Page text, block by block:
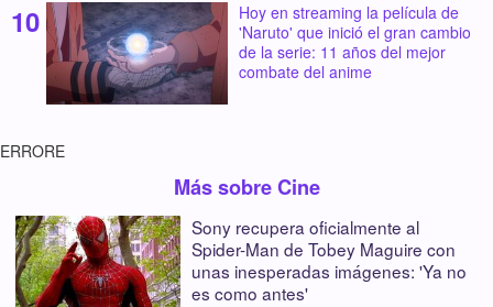
Hoy en streaming la película de
'Naruto' que inició el gran cambio
de la serie: 11 años del mejor
combate del anime
ERRORE
Más sobre Cine
Sony recupera oficialmente al
Spider-Man de Tobey Maguire con
unas inesperadas imágenes: 'Ya no
es como antes'